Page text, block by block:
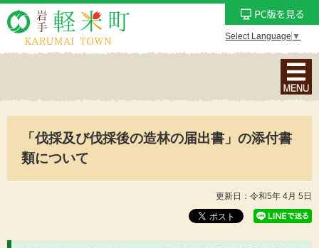
Select Language ▼
ナ
ビ
シ
メ
ニ
ュ
「伐採及び伐採後の造林の届出書」の添付書
類について
更新日：令和5年 4月 5日